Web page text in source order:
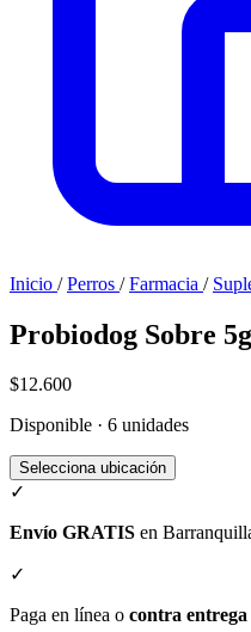
Inicio / Perros / Farmacia /
Probiodog Sobre 5g
$12.600
Disponible · 6 unidades
Selecciona ubicación
✓
Envío GRATIS en
✓
Paga en línea o contra entrega